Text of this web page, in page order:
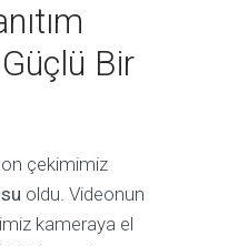
Bir
çekimimiz
oldu. Videonun
kameraya el